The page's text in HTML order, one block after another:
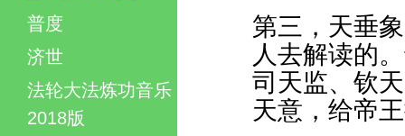
普度
济世
法轮大法炼功音乐
2018版
第三，天垂
人去解读的
司天监、钦
天意，给帝